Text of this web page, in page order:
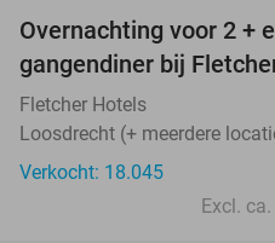
Overnachting voor 2 +
gangendiner bij
Fletcher Hotels
Loosdrecht (+ meerdere
Verkocht: 18.045
Excl.